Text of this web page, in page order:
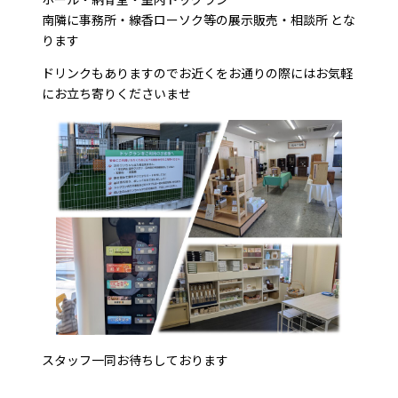
南隣に事務所・線香ローソク等の展示販売・相談所 とな
ります
ドリンクもありますのでお近くをお通りの際にはお気軽
にお立ち寄りくださいませ
スタッフ一同お待ちしております